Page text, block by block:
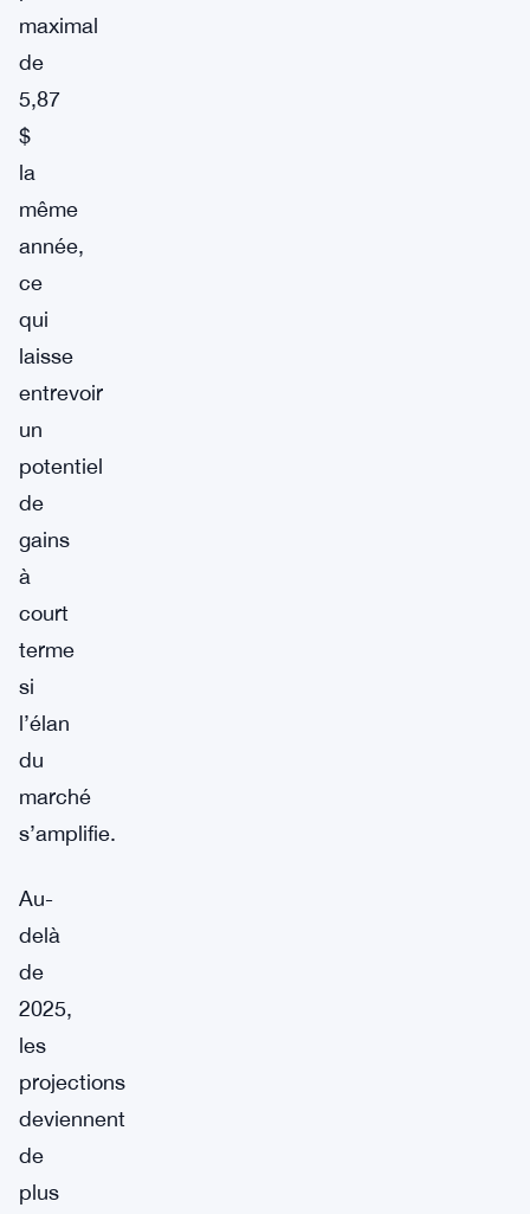
maximal
de
5,87
$
la
même
année,
ce
qui
laisse
entrevoir
un
potentiel
de
gains
à
court
terme
si
l’élan
du
marché
s’amplifie.
Au-
delà
de
2025,
les
projections
deviennent
de
plus